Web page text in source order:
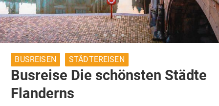
BUSREISEN STÄDTEREISEN
Busreise Die schönsten Städte
Flanderns